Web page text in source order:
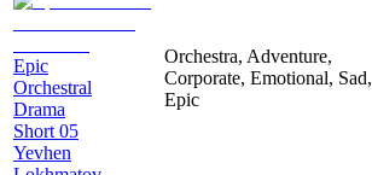
Epic
Orchestral
Drama
Short 05
Yevhen
Orchestra, Adventure,
Corporate, Emotional, Sad,
Epic